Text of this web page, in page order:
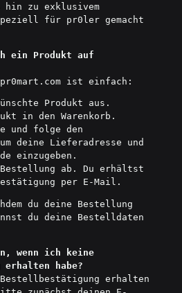
hin zu exklusivem
für pr0ler gemacht
ein Produkt auf
ist einfach:
Produkt aus.
in den Warenkorb.
und folge den
deine Lieferadresse und
einzugeben.
ab. Du erhältst
per E-Mail.
du deine Bestellung
du deine Bestelldaten
wenn ich keine
habe?
erhalten